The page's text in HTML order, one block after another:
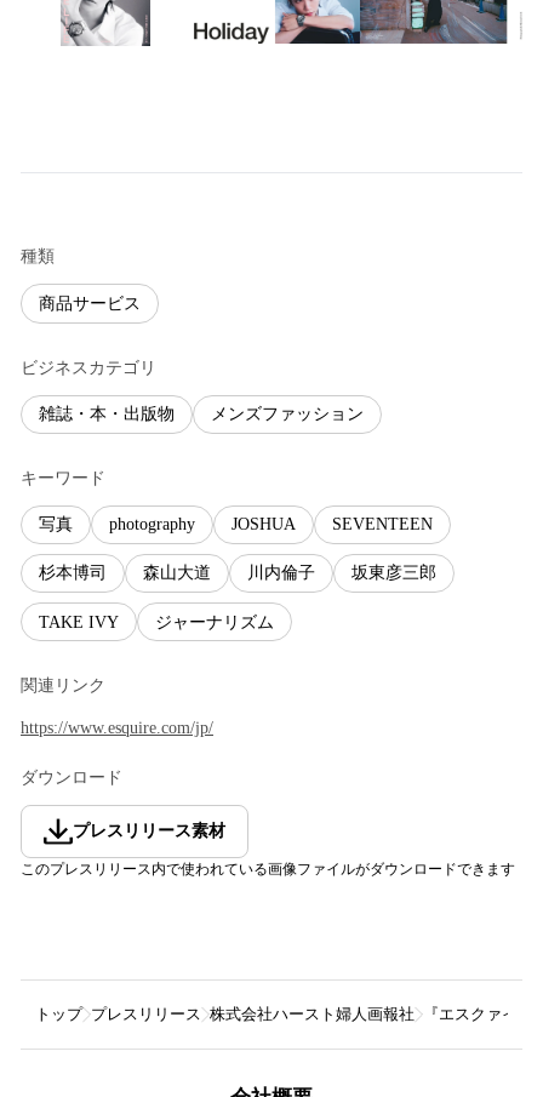
種類
商品サービス
ビジネスカテゴリ
雑誌・本・出版物 メンズファッション
キーワード
写真 photography JOSHUA SEVENTEEN
杉本博司 森山大道 川内倫子 坂東彦三郎
TAKE IVY ジャーナリズム
関連リンク
https://www.esquire.com/jp/
ダウンロード
プレスリリース素材
このプレスリリース内で使われている画像ファイルがダウンロードできます
トップ プレスリリース 株式会社ハースト婦人画報社 『エスクァイ